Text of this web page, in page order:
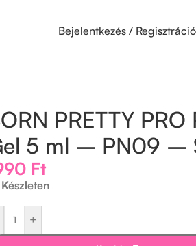
Bejelentkezés / Regisztráció
PRETTY PRO
5 ml – PN09 –
Ft
Készleten
+